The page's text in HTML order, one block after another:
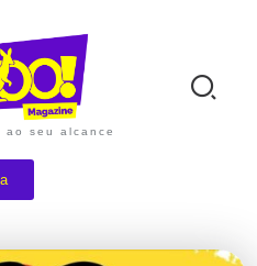
ao seu alcance